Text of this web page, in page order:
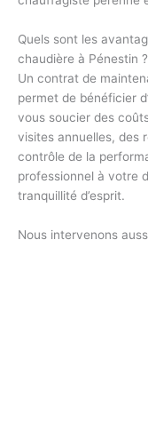
Quels sont les
chaudière à Pénestin ?
Un contrat de
permet de bénéficier
vous soucier des
visites annuelles, des
contrôle de la
professionnel à votre
tranquillité d’esprit.
Nous intervenons